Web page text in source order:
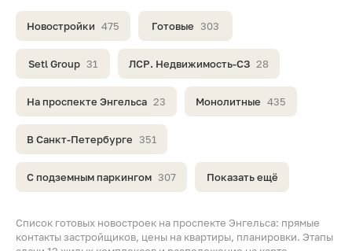
Список готовых новостроек на проспекте Энгельса: прямые
контакты застройщиков, цены на квартиры, планировки. Этапы
Новостройки 475 Готовые 303
Setl Group 31 ЛСР. Недвижимость-СЗ 28
На проспекте Энгельса 23 Монолитные 435
В Санкт-Петербурге 351
С подземным паркингом 307 Показать ещё